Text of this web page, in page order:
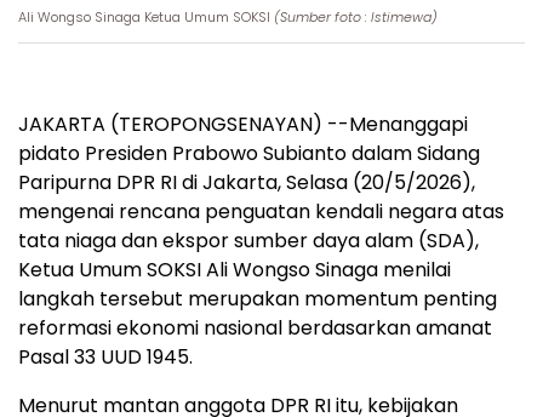
Ali Wongso Sinaga Ketua Umum SOKSI (Sumber foto : Istimewa)
JAKARTA (TEROPONGSENAYAN) --Menanggapi
pidato Presiden Prabowo Subianto dalam Sidang
Paripurna DPR RI di Jakarta, Selasa (20/5/2026),
mengenai rencana penguatan kendali negara atas
tata niaga dan ekspor sumber daya alam (SDA),
Ketua Umum SOKSI Ali Wongso Sinaga menilai
langkah tersebut merupakan momentum penting
reformasi ekonomi nasional berdasarkan amanat
Pasal 33 UUD 1945.
Menurut mantan anggota DPR RI itu, kebijakan